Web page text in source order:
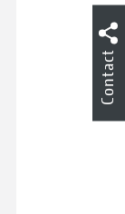
Contact